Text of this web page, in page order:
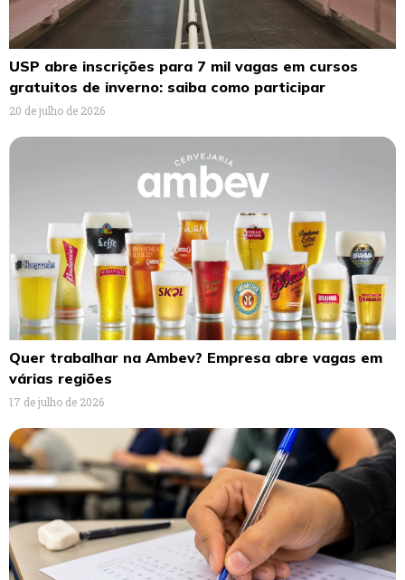
USP abre inscrições para 7 mil vagas em cursos
gratuitos de inverno: saiba como participar
20 de julho de 2026
Quer trabalhar na Ambev? Empresa abre vagas em
várias regiões
17 de julho de 2026